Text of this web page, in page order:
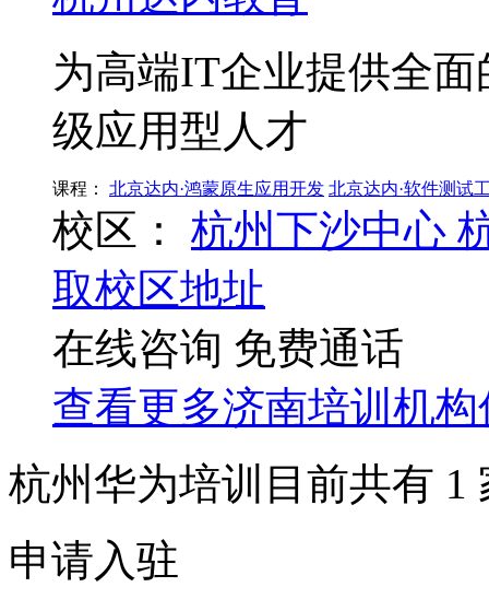
为高端IT企业提供全
级应用型人才
课程： 北京达内·鸿蒙原生应用开发 北京达内·软件测试
校区： 杭州下沙中心
取校区地址
在线咨询 免费通话
查看更多济南培训机构
杭州华为培训目前共有 1
申请入驻